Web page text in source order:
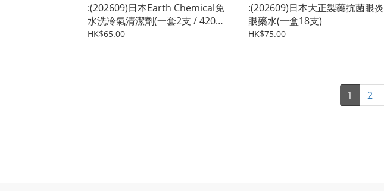
:(202609)日本Earth Chemical免
水洗冷氣清潔劑(一套2支 / 420ml
x 2 同款香味)
HK$65.00
:(202609)日本大正製藥抗菌眼炎
眼藥水(一盒18支)
HK$75.00
1 2